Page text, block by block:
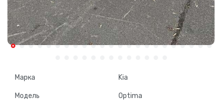
Марка Kia
Модель Optima